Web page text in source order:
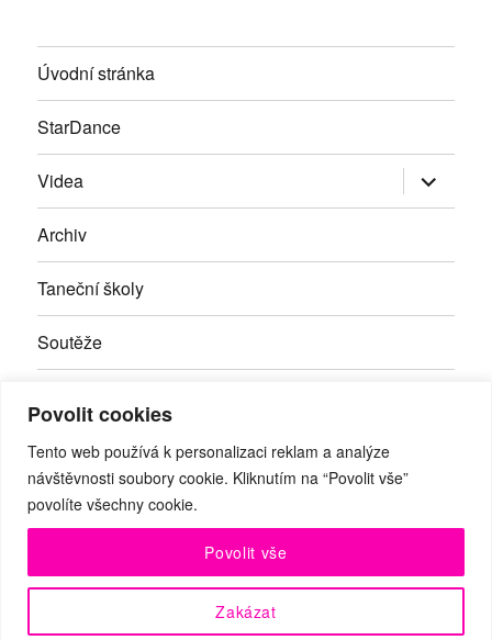
Povolit cookies
Tento web používá k personalizaci reklam a analýze
návštěvnosti soubory cookie. Kliknutím na “Povolit vše”
povolíte všechny cookie.
Zakázat
Povolit vše
Úvodní stránka
StarDance
Videa Zobrazit
položky
Archiv
Taneční školy
Soutěže
Kontakty
Facebook
RSS Youtube
© Taneční magazín, z.s. | Branická 69/66, Braník, 147 00 Praha